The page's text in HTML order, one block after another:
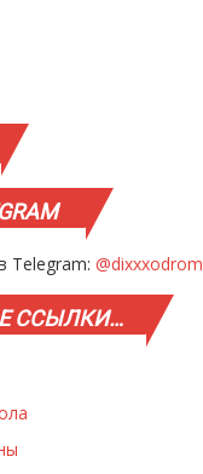
Telegram: @dixxxodrom
ССЫЛКИ…